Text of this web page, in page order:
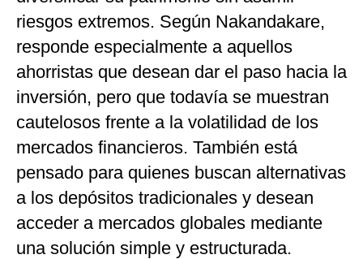
riesgos extremos. Según Nakandakare,
responde especialmente a aquellos
ahorristas que desean dar el paso hacia la
inversión, pero que todavía se muestran
cautelosos frente a la volatilidad de los
mercados financieros. También está
pensado para quienes buscan alternativas
a los depósitos tradicionales y desean
acceder a mercados globales mediante
una solución simple y estructurada.